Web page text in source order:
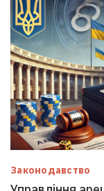
Законодавство